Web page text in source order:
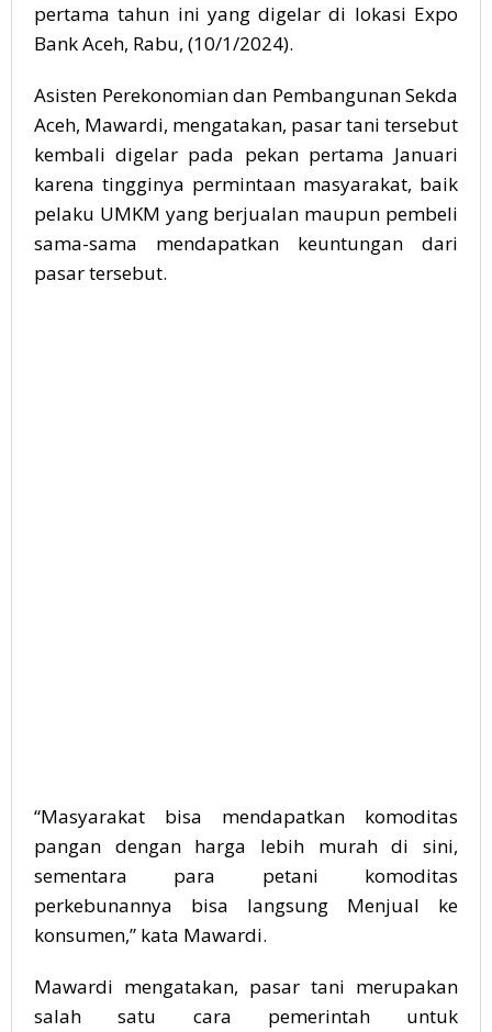
pertama tahun ini yang digelar di lokasi Expo
Bank Aceh, Rabu, (10/1/2024).
Asisten Perekonomian dan Pembangunan Sekda
Aceh, Mawardi, mengatakan, pasar tani tersebut
kembali digelar pada pekan pertama Januari
karena tingginya permintaan masyarakat, baik
pelaku UMKM yang berjualan maupun pembeli
sama-sama mendapatkan keuntungan dari
pasar tersebut.
“Masyarakat bisa mendapatkan komoditas
pangan dengan harga lebih murah di sini,
sementara para petani komoditas
perkebunannya bisa langsung Menjual ke
konsumen,” kata Mawardi.
Mawardi mengatakan, pasar tani merupakan
salah satu cara pemerintah untuk